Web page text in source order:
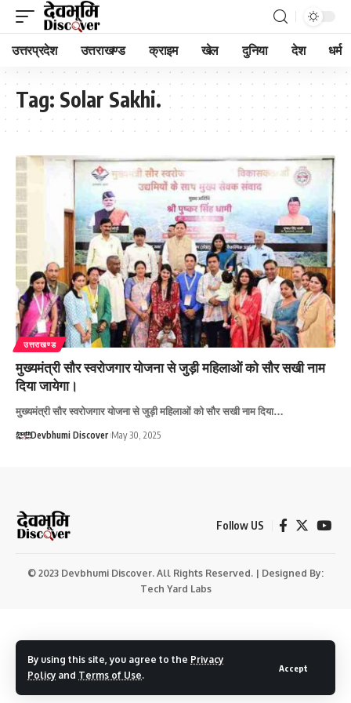
By using this site, you agree to the Privacy
Policy and Terms of Use.
Accept
उत्तरप्रदेश उत्तराखण्ड क्राइम खेल दुनिया देश धर्म
Tag: Solar Sakhi.
उत्तराखण्ड
मुख्यमंत्री सौर स्वरोजगार योजना से जुड़ी महिलाओं को सौर सखी नाम
दिया जायेगा।
मुख्यमंत्री सौर स्वरोजगार योजना से जुड़ी महिलाओं को सौर सखी नाम दिया…
Devbhumi Discover May 30, 2025
Follow US
© 2023 Devbhumi Discover. All Rights Reserved. | Designed By:
Tech Yard Labs